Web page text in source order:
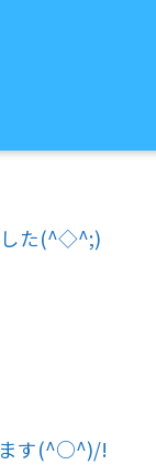
した(^◇^;)
ます(^○^)/!